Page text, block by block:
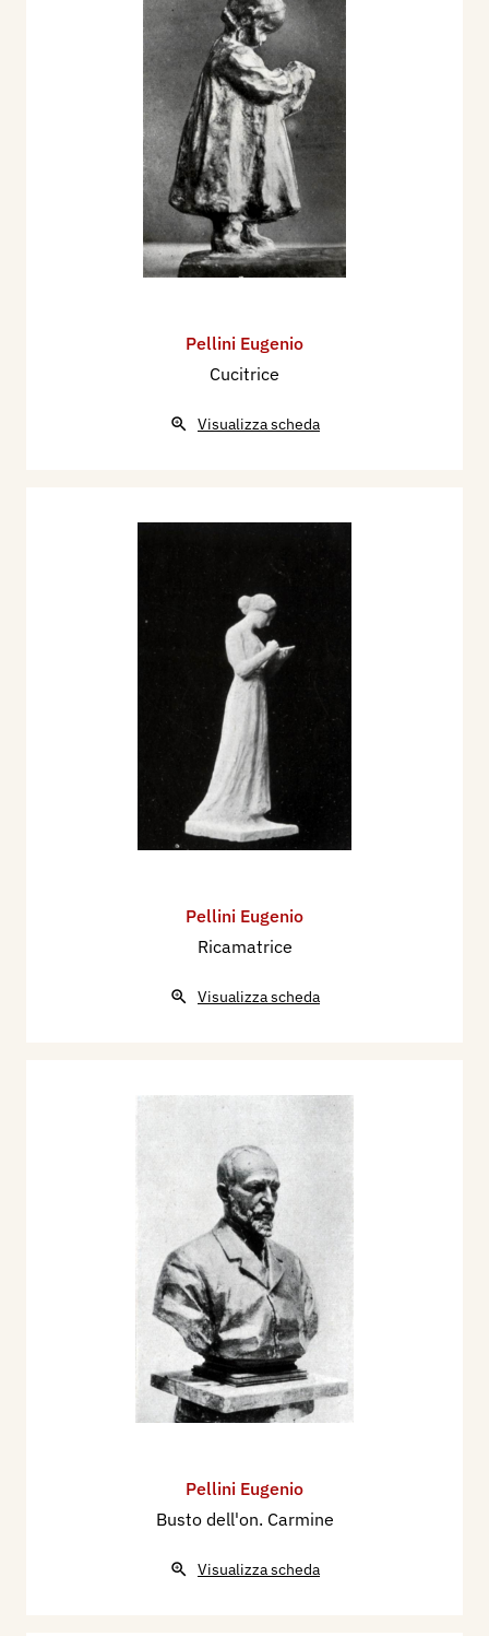
Pellini Eugenio
Cucitrice
Visualizza scheda
Pellini Eugenio
Ricamatrice
Visualizza scheda
Pellini Eugenio
Busto dell'on. Carmine
Visualizza scheda